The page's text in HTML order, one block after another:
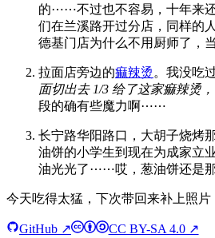
的⋯⋯不过也不容易，十年来还
们在兰溪路开过分店，同样的
德基门店为什么不用厨师了，
拉面店旁边的痲辣烫 。我没吃
面切出去 1/3 给了这家痲辣烫
段的确有些魔力啊⋯⋯
长宁路华阳路口，大胡子烧烤
油饼的小学生到现在为成家立
油光光了⋯⋯哎，葱油饼还是那
今天吃得太猛，下次带回来补上照
GitHub ↗ CC BY-SA 4.0 ↗